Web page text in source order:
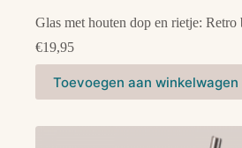
Glas met houten dop en rietje: Retro
€19,95
Toevoegen aan winkelwagen